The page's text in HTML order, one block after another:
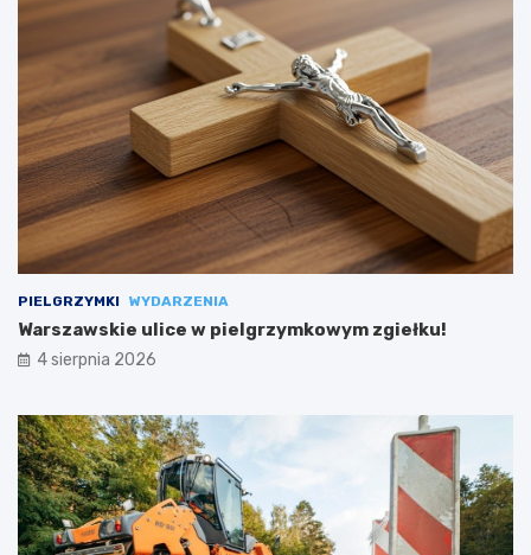
PIELGRZYMKI WYDARZENIA
Warszawskie ulice w pielgrzymkowym zgiełku!
4 sierpnia 2026